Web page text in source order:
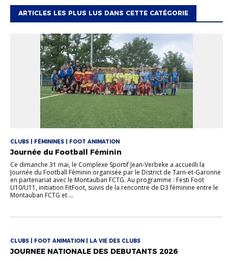
ARTICLES LES PLUS LUS DANS CETTE CATÉGORIE
CLUBS | FÉMININES | FOOT ANIMATION
Journée du Football Féminin
Ce dimanche 31 mai, le Complexe Sportif Jean-Verbeke a accueilli la
Journée du Football Féminin organisée par le District de Tarn-et-Garonne
en partenariat avec le Montauban FCTG. Au programme : Festi Foot
U10/U11, initiation FitFoot, suivis de la rencontre de D3 féminine entre le
Montauban FCTG et ...
CLUBS | FOOT ANIMATION | LA VIE DES CLUBS
JOURNEE NATIONALE DES DEBUTANTS 2026